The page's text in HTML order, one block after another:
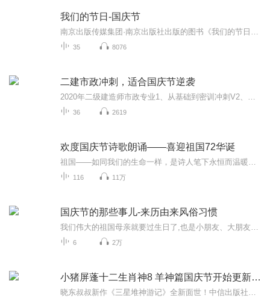
我们的节日-国庆节
35 8076
二建市政冲刺，适合国庆节逆袭
36 2619
欢度国庆节诗歌朗诵——喜迎祖国72华诞
116 11万
国庆节的那些事儿-来历由来风俗习惯
6 2万
小猪屏蓬十二生肖神8 羊神篇国庆节开始更新啦！